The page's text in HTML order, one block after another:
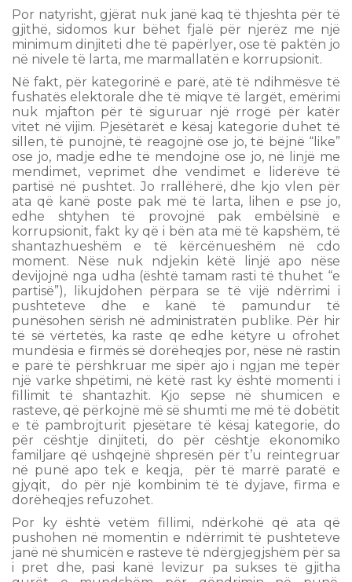
Por natyrisht, gjërat nuk janë kaq të thjeshta për të
gjithë, sidomos kur bëhet fjalë për njerëz me një
minimum dinjiteti dhe të papërlyer, ose të paktën jo
në nivele të larta, me marmallatën e korrupsionit.
Në fakt, për kategorinë e parë, atë të ndihmësve të
fushatës elektorale dhe të miqve të largët, emërimi
nuk mjafton për të siguruar një rrogë për katër
vitet në vijim. Pjesëtarët e kësaj kategorie duhet të
sillen, të punojnë, të reagojnë ose jo, të bëjnë “like”
ose jo, madje edhe të mendojnë ose jo, në linjë me
mendimet, veprimet dhe vendimet e liderëve të
partisë në pushtet. Jo rrallëherë, dhe kjo vlen për
ata që kanë poste pak më të larta, lihen e pse jo,
edhe shtyhen të provojnë pak embëlsinë e
korrupsionit, fakt ky që i bën ata më të kapshëm, të
shantazhueshëm e të kërcënueshëm në cdo
moment. Nëse nuk ndjekin këtë linjë apo nëse
devijojnë nga udha (është tamam rasti të thuhet “e
partisë”), likujdohen përpara se të vijë ndërrimi i
pushteteve dhe e kanë të pamundur të
punësohen sërish në administratën publike. Për hir
të së vërtetës, ka raste qe edhe këtyre u ofrohet
mundësia e firmës së dorëheqjes por, nëse në rastin
e parë të përshkruar me sipër ajo i ngjan më tepër
një varke shpëtimi, në këtë rast ky është momenti i
fillimit të shantazhit. Kjo sepse në shumicen e
rasteve, që përkojnë më së shumti me më të dobëtit
e të pambrojturit pjesëtare të kësaj kategorie, do
për cështje dinjiteti, do për cështje ekonomiko
familjare që ushqejnë shpresën për t’u reintegruar
në punë apo tek e keqja, për të marrë paratë e
gjyqit, do për një kombinim të të dyjave, firma e
dorëheqjes refuzohet.
Por ky është vetëm fillimi, ndërkohë që ata që
pushohen në momentin e ndërrimit të pushteteve
janë në shumicën e rasteve të ndërgjegjshëm për sa
i pret dhe, pasi kanë levizur pa sukses të gjitha